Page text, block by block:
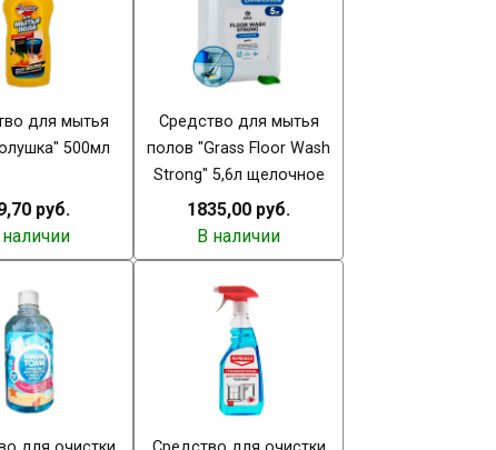
для мытья
500мл
руб.
Средство для мытья
полов "Grass Floor Wash
Strong" 5,6л щелочное
1835,00 руб.
В наличии